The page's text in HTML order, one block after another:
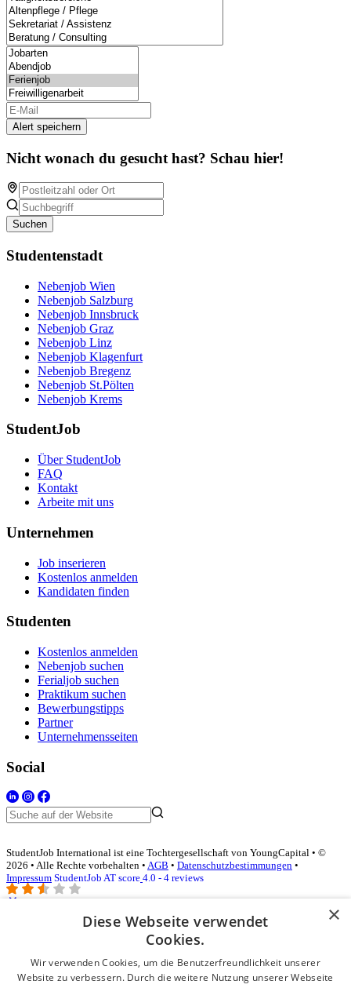
Alert speichern
Nicht wonach du gesucht hast? Schau hier!
Suchen
Studentenstadt
Nebenjob Wien
Nebenjob Salzburg
Nebenjob Innsbruck
Nebenjob Graz
Nebenjob Linz
Nebenjob Klagenfurt
Nebenjob Bregenz
Nebenjob St.Pölten
Nebenjob Krems
StudentJob
Über StudentJob
FAQ
Kontakt
Arbeite mit uns
Unternehmen
Job inserieren
Kostenlos anmelden
Kandidaten finden
Studenten
Kostenlos anmelden
Nebenjob suchen
Ferialjob suchen
Praktikum suchen
Bewerbungstipps
Partner
Unternehmensseiten
Social
StudentJob International ist eine Tochtergesellschaft von YoungCapital • ©
2026 • Alle Rechte vorbehalten • AGB • Datenschutzbestimmungen •
Impressum StudentJob AT score 4.0 - 4 reviews
Login für Unternehmen
E-Mail*
×
Diese Webseite verwendet
Cookies.
Wir verwenden Cookies, um die Benutzerfreundlichkeit unserer
Website zu verbessern. Durch die weitere Nutzung unserer Webseite